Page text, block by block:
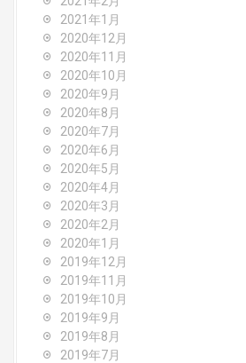
2021年1月
2020年12月
2020年11月
2020年10月
2020年9月
2020年8月
2020年7月
2020年6月
2020年5月
2020年4月
2020年3月
2020年2月
2020年1月
2019年12月
2019年11月
2019年10月
2019年9月
2019年8月
2019年7月